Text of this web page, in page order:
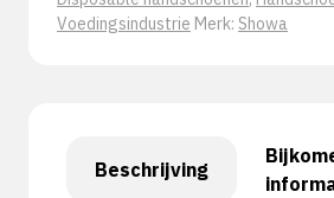
Voedingsindustrie Merk: Showa
Beschrijving